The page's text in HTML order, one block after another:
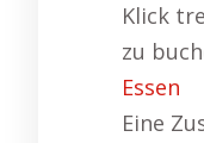
Klick
zu
Essen
Eine